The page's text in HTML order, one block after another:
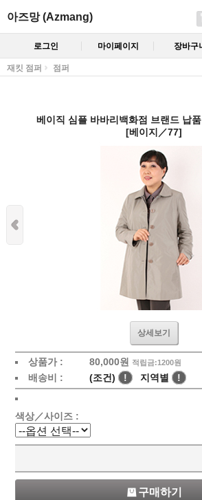
아즈망 (Azmang)
로그인 마이페이지 장바구
재킷 점퍼 점퍼
베이직 심플 바바리백화점 브랜드 납
[베이지／77]
상세보기
상품가 : 80,000원 적립금:1200원
배송비 : (조건) ! 지역별 !
색상／사이즈 :
구매하기